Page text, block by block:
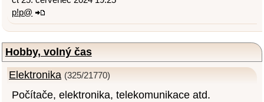
p!p@
Hobby, volný čas
Elektronika (325/21770)
Počítače, elektronika, telekomunikace atd.